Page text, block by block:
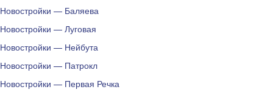
Новостройки — Баляева
Новостройки — Луговая
Новостройки — Нейбута
Новостройки — Патрокл
Новостройки — Первая Речка